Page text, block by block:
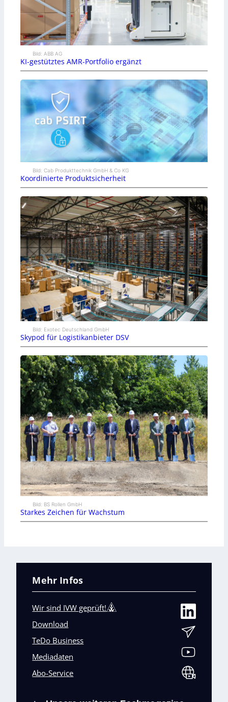
Bild: ABB AG
KI-gestütztes AMR-Portfolio ergänzt
Bild: Cab Produkttechnik GmbH & Co KG
Koordinierte Produktsicherheit
Bild: Exotec Deutschland GmbH
Skypod für Logistikanbieter DSV
Bild: BS Rollen GmbH
Starkes Zeichen für Wachstum
Mehr Infos
Wir sind IVW geprüft!
Download
TeDo Business
Mediadaten
Abo-Service